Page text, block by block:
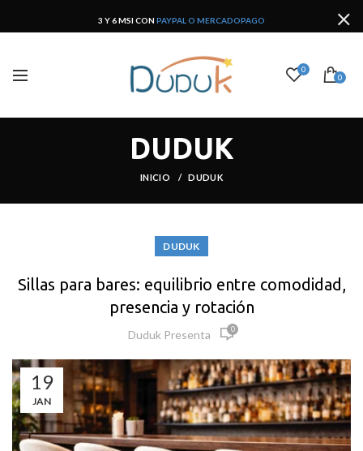
3 Y 6 MSI CON PAYPAL O MERCADOPAGO
0
0
DUDUK
INICIO DUDUK
DUDUK
Sillas para bares: equilibrio entre comodidad,
presencia y rotación
Duduk Presenta 0
19
JAN